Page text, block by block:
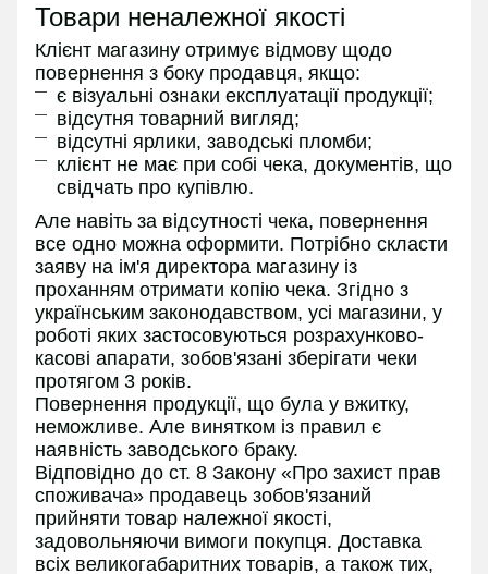
Товари неналежної якості
Клієнт магазину отримує відмову щодо
повернення з боку продавця, якщо:
є візуальні ознаки експлуатації продукції;
відсутня товарний вигляд;
відсутні ярлики, заводські пломби;
клієнт не має при собі чека, документів, що
свідчать про купівлю.
Але навіть за відсутності чека, повернення
все одно можна оформити. Потрібно скласти
заяву на ім'я директора магазину із
проханням отримати копію чека. Згідно з
українським законодавством, усі магазини, у
роботі яких застосовуються розрахунково-
касові апарати, зобов'язані зберігати чеки
протягом 3 років.
Повернення продукції, що була у вжитку,
неможливе. Але винятком із правил є
наявність заводського браку.
Відповідно до ст. 8 Закону «Про захист прав
споживача» продавець зобов'язаний
прийняти товар належної якості,
задовольняючи вимоги покупця. Доставка
всіх великогабаритних товарів, а також тих,